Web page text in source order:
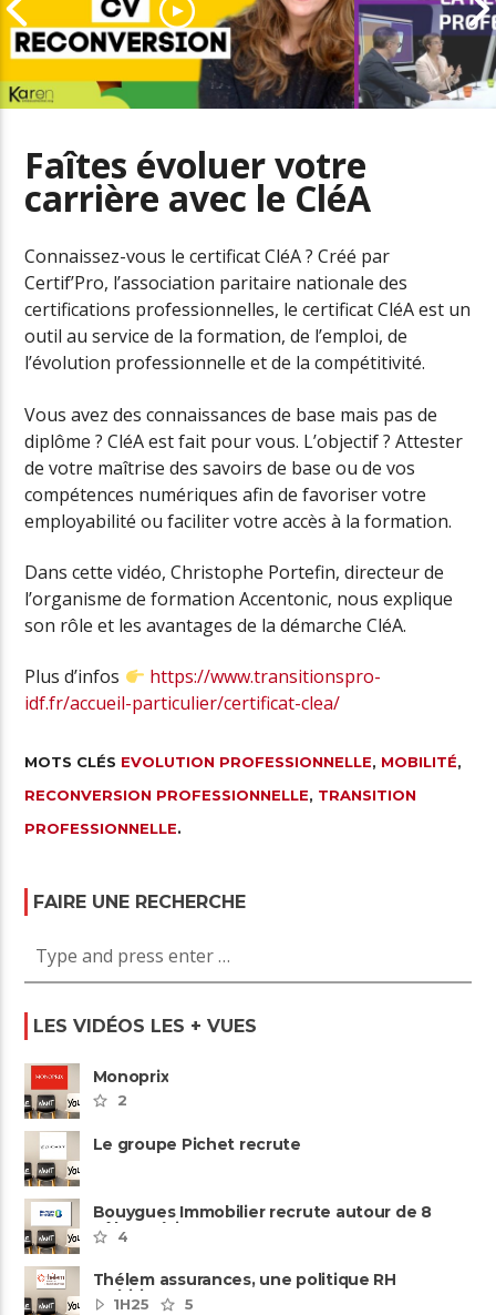
Faîtes évoluer votre
carrière avec le CléA
Connaissez-vous le certificat CléA ? Créé par
Certif’Pro, l’association paritaire nationale des
certifications professionnelles, le certificat CléA est un
outil au service de la formation, de l’emploi, de
l’évolution professionnelle et de la compétitivité.
Vous avez des connaissances de base mais pas de
diplôme ? CléA est fait pour vous. L’objectif ? Attester
de votre maîtrise des savoirs de base ou de vos
compétences numériques afin de favoriser votre
employabilité ou faciliter votre accès à la formation.
Dans cette vidéo, Christophe Portefin, directeur de
l’organisme de formation Accentonic, nous explique
son rôle et les avantages de la démarche CléA.
Plus d’infos
https://www.transitionspro-
idf.fr/accueil-particulier/certificat-clea/
MOTS CLÉS EVOLUTION PROFESSIONNELLE, MOBILITÉ,
RECONVERSION PROFESSIONNELLE, TRANSITION
PROFESSIONNELLE.
FAIRE UNE RECHERCHE
LES VIDÉOS LES + VUES
Monoprix
2
Le groupe Pichet recrute
Bouygues Immobilier recrute autour de 8
pôles métiers
4
Thélem assurances, une politique RH
ambitieuse
1H25 5